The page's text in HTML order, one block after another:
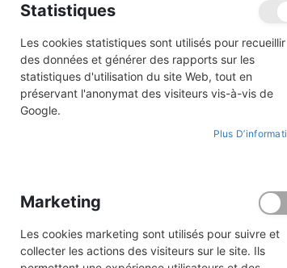
Statistiques
Les cookies statistiques sont utilisés pour recueillir
des données et générer des rapports sur les
statistiques d'utilisation du site Web, tout en
préservant l'anonymat des visiteurs vis-à-vis de
Google.
Plus
Marketing
Les cookies marketing sont utilisés pour suivre et
collecter les actions des visiteurs sur le site. Ils